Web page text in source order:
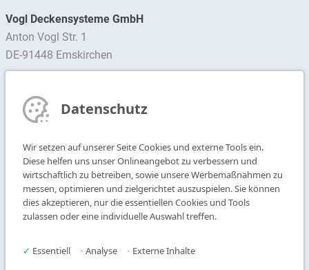
Vogl Deckensysteme GmbH
Anton Vogl Str. 1
DE-91448 Emskirchen
Newsletter abonnieren
+49 9104 825-0
+49 9104 825-250
info@vogl-deckensysteme.de
Datenschutz
Wir setzen auf unserer Seite Cookies und externe Tools ein.
Diese helfen uns unser Onlineangebot zu verbessern und
wirtschaftlich zu betreiben, sowie unsere Werbemaßnahmen zu
messen, optimieren und zielgerichtet auszuspielen. Sie können
dies akzeptieren, nur die essentiellen Cookies und Tools
zulassen oder eine individuelle Auswahl treffen.
✓ Essentiell • Analyse • Externe Inhalte